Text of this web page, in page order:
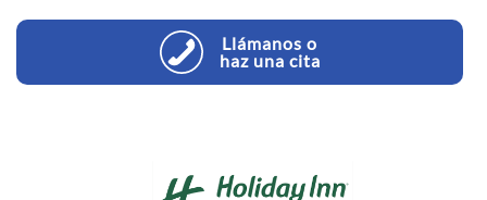
Llámanos o
haz una cita